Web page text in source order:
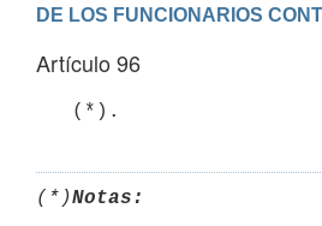
DE LOS FUNCIONARIOS
Artículo 96
   (*).
(*)Notas: